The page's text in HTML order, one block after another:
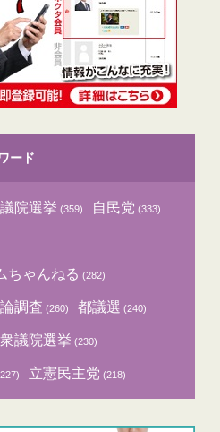
ード
院選挙 (359) 自民党 (333)
ちゃんねる (282)
調査 (260) 都議選 (240)
衆議院選挙 (230)
立憲民主党 (218)